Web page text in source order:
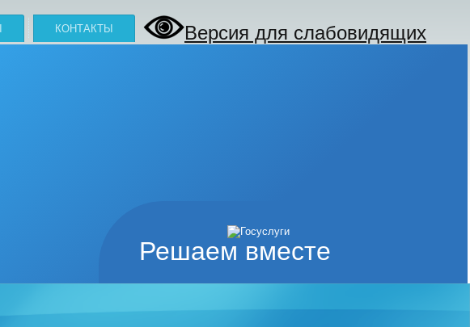
КОНТАКТЫ Версия для слабовидящих
Решаем вместе